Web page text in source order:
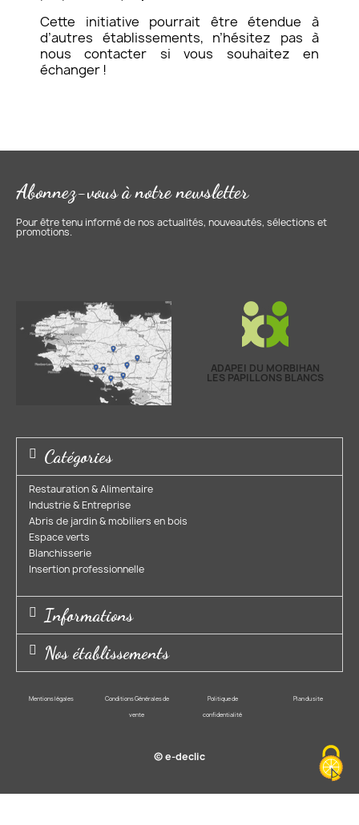
Cette initiative pourrait être étendue à
d’autres établissements, n’hésitez pas à
nous contacter si vous souhaitez en
échanger !
Abonnez-vous à notre newsletter
Pour être tenu informé de nos actualités, nouveautés, sélections et
promotions.
ADAPEI DU MORBIHAN
LES PAPILLONS BLANCS
Catégories
Restauration & Alimentaire
Industrie & Entreprise​
Abris de jardin & mobiliers en bois​
Espace verts​
Blanchisserie​
Insertion professionnelle​
Informations
Nos établissements
Mentions légales Conditions Générales de
vente
Politique de
confidentialité
Plan du site
© e-declic